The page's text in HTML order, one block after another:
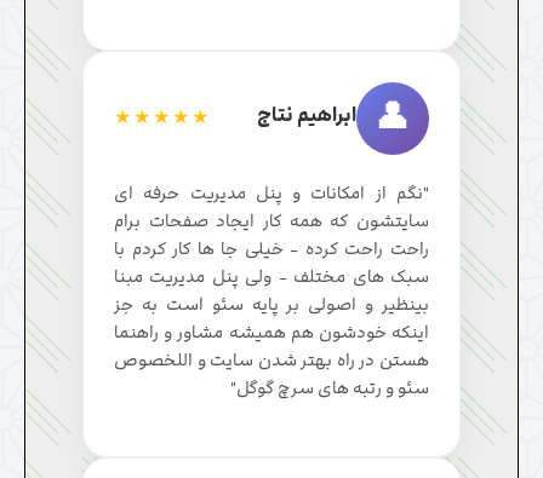
👤 ابراهیم نتاج ★★★★★
"نگم از امکانات و پنل مدیریت حرفه ای
سایتشون که همه کار ایجاد صفحات برام
راحت راحت کرده - خیلی جا ها کار کردم با
سبک های مختلف - ولی پنل مدیریت مبنا
بینظیر و اصولی بر پایه سئو است به جز
اینکه خودشون هم همیشه مشاور و راهنما
هستن در راه بهتر شدن سایت و اللخصوص
سئو و رتبه های سرچ گوگل"